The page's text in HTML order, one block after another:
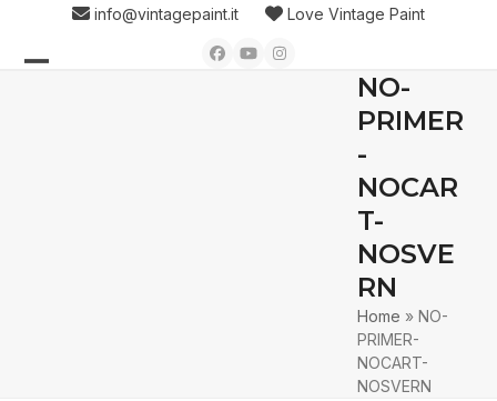
content
info@vintagepaint.it Love Vintage Paint
Facebook
YouTubeInstagram
NO-
PRIMER
-
NOCAR
T-
NOSVE
RN
Home »NO-
PRIMER-
NOCART-
NOSVERN